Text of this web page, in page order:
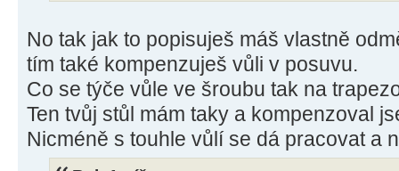
No tak jak to popisuješ máš vlastně
tím také kompenzuješ vůli v posuvu.
Co se týče vůle ve šroubu tak na
Ten tvůj stůl mám taky a kompenzoval
Nicméně s touhle vůlí se dá pracovat a